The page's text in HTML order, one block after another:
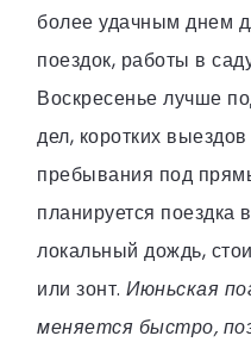
более удачным днем
поездок, работы в
Воскресенье лучше
дел, коротких
пребывания под
планируется поездка
локальный дождь,
или зонт. Июньская
меняется быстро,